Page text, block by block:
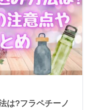
は?フラペチーノ